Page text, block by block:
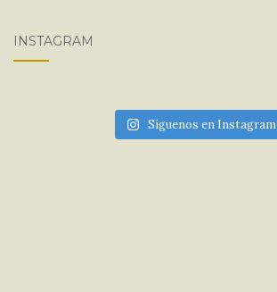
INSTAGRAM
Síguenos en Instagram